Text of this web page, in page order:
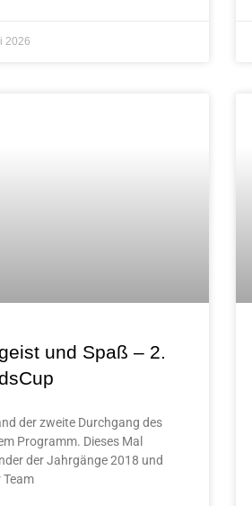
2026
und Spaß – 2.
der zweite Durchgang des
Programm. Dieses Mal
der Jahrgänge 2018 und